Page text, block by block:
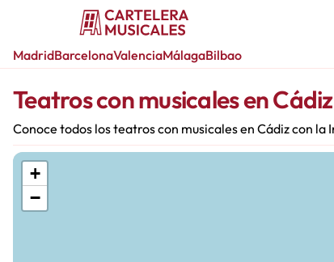
MadridBarcelonaValenciaMálagaBilbao
Teatros con musicales en Cádiz
Conoce todos los teatros con musicales en Cádiz con
+
−